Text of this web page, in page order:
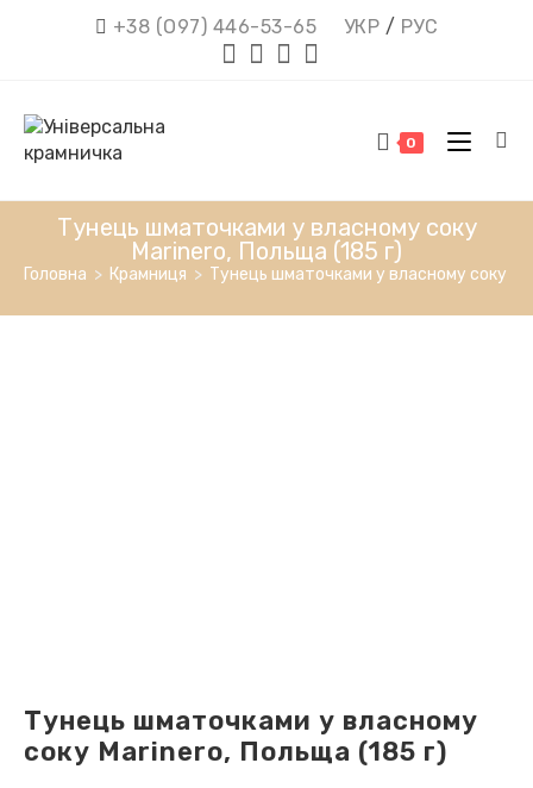
+38 (О97) 446-53-65 УКР / РУС
0
Тунець шматочками у власному соку
Marinero, Польща (185 г)
Головна > Крамниця > Тунець шматочками у власному соку
Тунець шматочками у власному
соку Marinero, Польща (185 г)